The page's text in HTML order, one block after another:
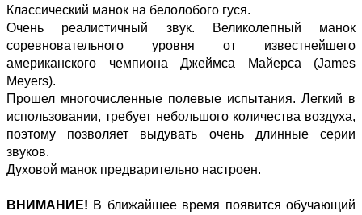
Классический манок на белолобого гуся.
Очень реалистичный звук. Великолепный манок
соревновательного уровня от известнейшего
американского чемпиона Джеймса Майерса (James
Meyers).
Прошел многочисленные полевые испытания. Легкий в
использовании, требует небольшого количества воздуха,
поэтому позволяет выдувать очень длинные серии
звуков.
Духовой манок предварительно настроен.
ВНИМАНИЕ! В ближайшее время появится обучающий